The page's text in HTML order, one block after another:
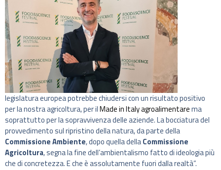
legislatura europea potrebbe chiudersi con un risultato positivo
per la nostra agricoltura, per ilMade in Italy agroalimentarema
soprattutto per la sopravvivenza delle aziende. La bocciatura del
provvedimento sul ripristino della natura, da parte della
Commissione Ambiente, dopo quella dellaCommissione
Agricoltura, segna la fine dell’ambientalismo fatto di ideologia più
che di concretezza. E che è assolutamente fuori dalla realtà”.